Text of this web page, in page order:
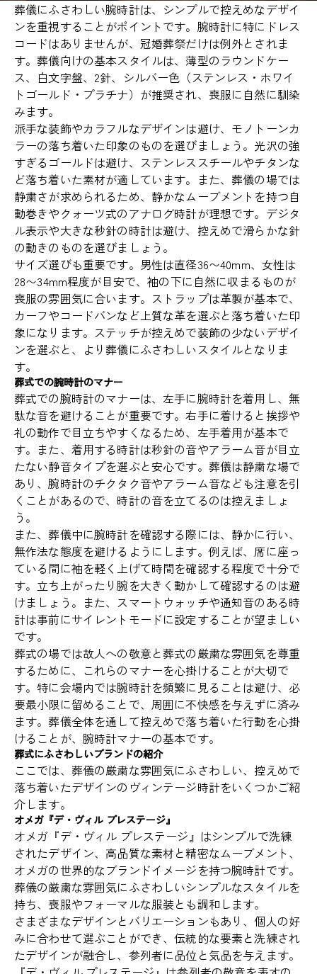
葬儀にふさわしい腕時計は、シンプルで控えめなデザイ
ンを重視することがポイントです。腕時計に特にドレス
コードはありませんが、冠婚葬祭だけは例外とされま
す。葬儀向けの基本スタイルは、薄型のラウンドケー
ス、白文字盤、2針、シルバー色（ステンレス・ホワイ
トゴールド・プラチナ）が推奨され、喪服に自然に馴染
みます。
派手な装飾やカラフルなデザインは避け、モノトーンカ
ラーの落ち着いた印象のものを選びましょう。光沢の強
すぎるゴールドは避け、ステンレススチールやチタンな
ど落ち着いた素材が適しています。また、葬儀の場では
静粛さが求められるため、静かなムーブメントを持つ自
動巻きやクォーツ式のアナログ時計が理想です。デジタ
ル表示や大きな秒針の時計は避け、控えめで滑らかな針
の動きのものを選びましょう。
サイズ選びも重要です。男性は直径36〜40mm、女性は
28〜34mm程度が目安で、袖の下に自然に収まるものが
喪服の雰囲気に合います。ストラップは革製が基本で、
カーフやコードバンなど上質な革を選ぶと落ち着いた印
象になります。ステッチが控えめで装飾の少ないデザイ
ンを選ぶと、より葬儀にふさわしいスタイルとなりま
す。
葬式での腕時計のマナー
葬式での腕時計のマナーは、左手に腕時計を着用し、無
駄な音を避けることが重要です。右手に着けると挨拶や
礼の動作で目立ちやすくなるため、左手着用が基本で
す。また、着用する時計は秒針の音やアラーム音が目立
たない静音タイプを選ぶと安心です。葬儀は静粛な場で
あり、腕時計のチクタク音やアラーム音なども注意を引
くことがあるので、時計の音を立てるのは控えましょ
う。
また、葬儀中に腕時計を確認する際には、静かに行い、
無作法な態度を避けるようにします。例えば、席に座っ
ている間に袖を軽く上げて時間を確認する程度で十分で
す。立ち上がったり腕を大きく動かして確認するのは避
けましょう。また、スマートウォッチや通知音のある時
計は事前にサイレントモードに設定することが望ましい
です。
葬式の場では故人への敬意と葬式の厳粛な雰囲気を尊重
するために、これらのマナーを心掛けることが大切で
す。特に会場内では腕時計を頻繁に見ることは避け、必
要最小限に留めることで、周囲に不快感を与えずに済み
ます。葬儀全体を通して控えめで落ち着いた行動を心掛
けることが、腕時計マナーの基本です。
葬式にふさわしいブランドの紹介
ここでは、葬儀の厳粛な雰囲気にふさわしい、控えめで
落ち着いたデザインのヴィンテージ時計をいくつかご紹
介します。
オメガ『デ・ヴィル プレステージ』
オメガ『デ・ヴィル プレステージ』はシンプルで洗練
されたデザイン、高品質な素材と精密なムーブメント、
オメガの世界的なブランドイメージを持つ腕時計です。
葬儀の厳粛な雰囲気にふさわしいシンプルなスタイルを
持ち、喪服やフォーマルな服装とも調和します。
さまざまなデザインとバリエーションもあり、個人の好
みに合わせて選ぶことができ、伝統的な要素と洗練され
たデザインが融合し、参列者に品位と気品を与えます。